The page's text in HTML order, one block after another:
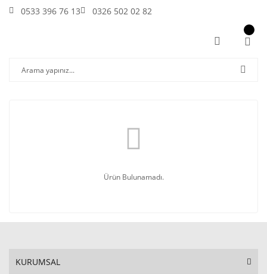
0533 396 76 13 0326 502 02 82
Ürün Bulunamadı.
KURUMSAL